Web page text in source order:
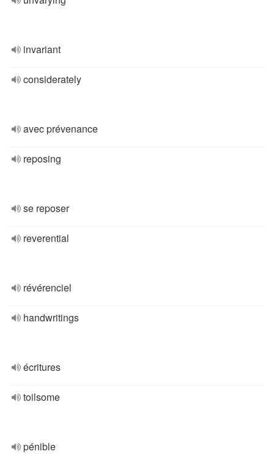
invariant
considerately
avec prévenance
reposing
se reposer
reverential
révérenciel
handwritings
écritures
toilsome
pénible